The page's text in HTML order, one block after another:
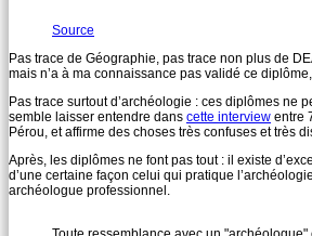
Source
Pas trace de Géographie, pas trace non plus de
mais n’a à ma connaissance pas validé ce
Pas trace surtout d’archéologie : ces diplômes ne
semble laisser entendre dans cette interview entre
Pérou, et affirme des choses très confuses et très
Après, les diplômes ne font pas tout : il existe
d’une certaine façon celui qui pratique
archéologue professionnel.